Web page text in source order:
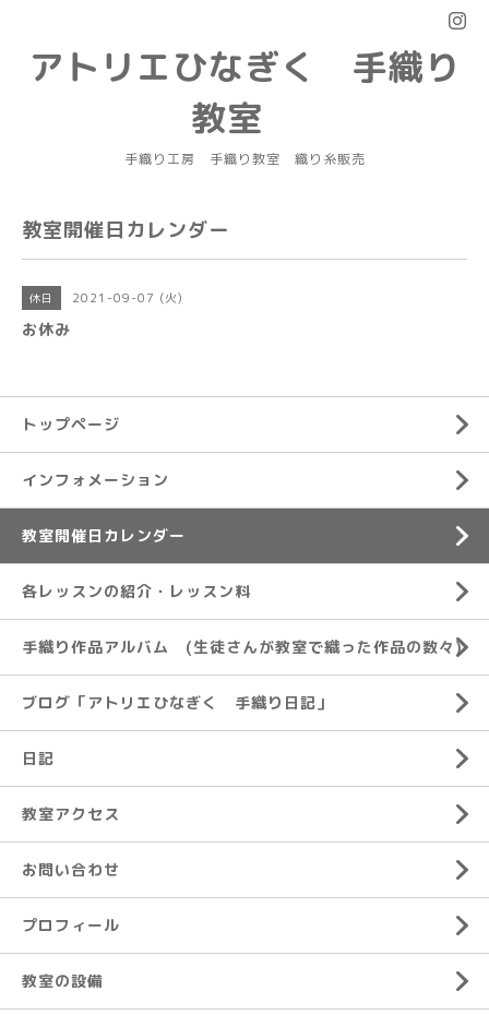
アトリエひなぎく 手織り
教室
手織り工房 手織り教室 織り糸販売
教室開催日カレンダー
休日 2021-09-07 (火)
お休み
トップページ
インフォメーション
教室開催日カレンダー
各レッスンの紹介・レッスン料
手織り作品アルバム (生徒さんが教室で織った作品の数々)
ブログ「アトリエひなぎく 手織り日記」
日記
教室アクセス
お問い合わせ
プロフィール
教室の設備